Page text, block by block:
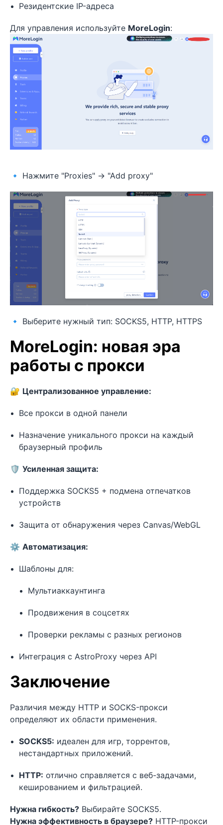
Резидентские IP-адреса
Для управления используйте MoreLogin:
🔹 Нажмите "Proxies" → "Add proxy"
🔹 Выберите нужный тип: SOCKS5, HTTP, HTTPS
MoreLogin: новая эра
работы с прокси
🔐 Централизованное управление:
Все прокси в одной панели
Назначение уникального прокси на каждый
браузерный профиль
🛡️ Усиленная защита:
Поддержка SOCKS5 + подмена отпечатков
устройств
Защита от обнаружения через Canvas/WebGL
⚙️ Автоматизация:
Шаблоны для:
Мультиаккаунтинга
Продвижения в соцсетях
Проверки рекламы с разных регионов
Интеграция с AstroProxy через API
Заключение
Различия между HTTP и SOCKS-прокси
определяют их области применения.
SOCKS5: идеален для игр, торрентов,
нестандартных приложений.
HTTP: отлично справляется с веб-задачами,
кешированием и фильтрацией.
Нужна гибкость? Выбирайте SOCKS5.
Нужна эффективность в браузере? HTTP-прокси